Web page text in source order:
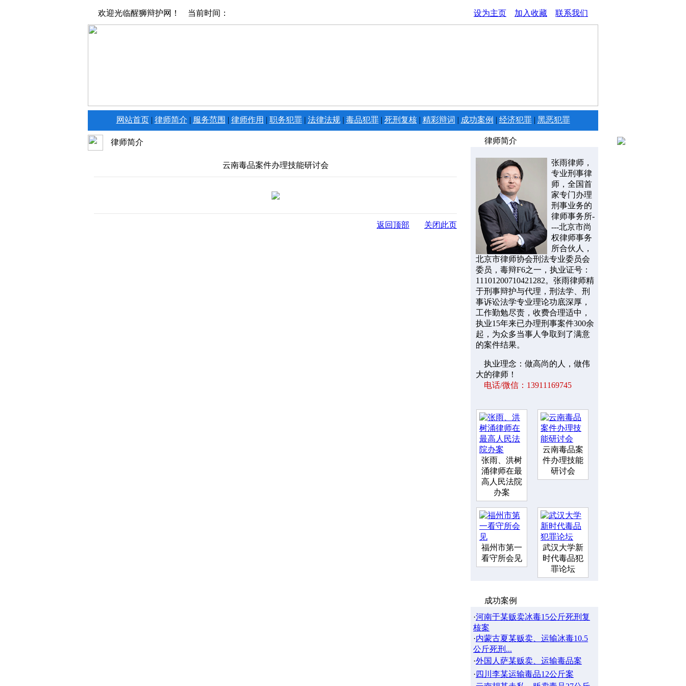
欢迎光临醒狮辩护网！ 当前时间： 设为主页 加入收藏 联系我们
网站首页 | 律师简介 | 服务范围 | 律师作用 | 职务犯罪| 法律法规| 毒品犯罪| 死刑复核| 精彩辩词 | 成功案例 | 经济犯罪| 黑恶犯罪
律师简介
云南毒品案件办理技能研讨会
返回顶部 关闭此页
律师简介
张雨律师，
专业刑事律
师，全国首
家专门办理
刑事业务的
律师事务所-
---北京市尚
权律师事务
所合伙人，
北京市律师协会刑法专业委员会
委员，毒辩F6之一，执业证号：
11101200710421282。张雨律师精
于刑事辩护与代理，刑法学、刑
事诉讼法学专业理论功底深厚，
工作勤勉尽责，收费合理适中，
执业15年来已办理刑事案件300余
起，为众多当事人争取到了满意
的案件结果。
执业理念：做高尚的人，做伟
大的律师！
电话/微信：13911169745
张雨、洪树
涌律师在最
高人民法院
办案
云南毒品案
件办理技能
研讨会
福州市第一
看守所会见
武汉大学新
时代毒品犯
罪论坛
成功案例
·河南于某贩卖冰毒15公斤死刑复
核案
·内蒙古夏某贩卖、运输冰毒10.5
公斤死刑...
·外国人萨某贩卖、运输毒品案
· 四川李某运输毒品12公斤案